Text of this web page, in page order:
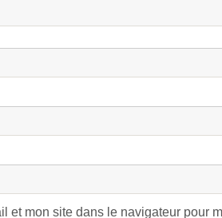
et mon site dans le navigateur pour